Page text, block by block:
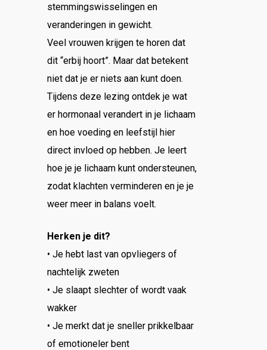
stemmingswisselingen en
veranderingen in gewicht.
Veel vrouwen krijgen te horen dat
dit “erbij hoort”. Maar dat betekent
niet dat je er niets aan kunt doen.
Tijdens deze lezing ontdek je wat
er hormonaal verandert in je lichaam
en hoe voeding en leefstijl hier
direct invloed op hebben. Je leert
hoe je je lichaam kunt ondersteunen,
zodat klachten verminderen en je je
weer meer in balans voelt.
Herken je dit?
• Je hebt last van opvliegers of
nachtelijk zweten
• Je slaapt slechter of wordt vaak
wakker
• Je merkt dat je sneller prikkelbaar
of emotioneler bent